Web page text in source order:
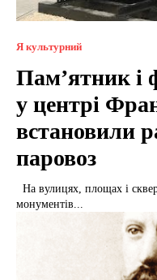
Я культурний
Пам’ятник і
у центрі
встановили
паровоз
монументів...